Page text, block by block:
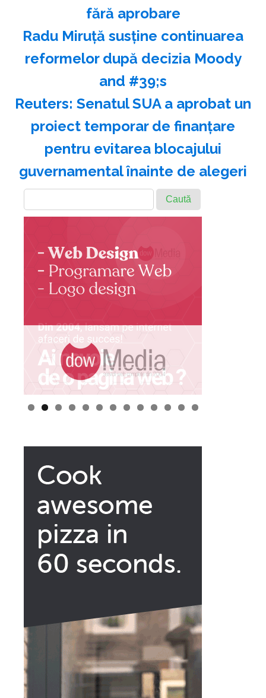
fără aprobare
Radu Miruţă susţine continuarea
reformelor după decizia Moody
and #39;s
Reuters: Senatul SUA a aprobat un
proiect temporar de finanţare
pentru evitarea blocajului
guvernamental înainte de alegeri